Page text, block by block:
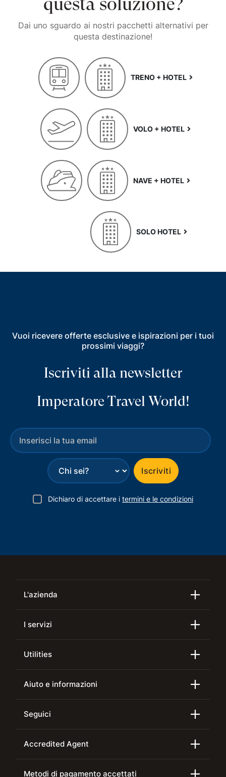
Dai uno sguardo ai nostri pacchetti alternativi per
questa destinazione!
TRENO + HOTEL
VOLO + HOTEL
NAVE + HOTEL
SOLO HOTEL
Vuoi ricevere offerte esclusive e ispirazioni per i tuoi
prossimi viaggi?
Iscriviti alla newsletter
Imperatore Travel World!
⌄ Iscriviti
Dichiaro di accettare i termini e le condizioni
L'azienda
I servizi
Utilities
Aiuto e informazioni
Seguici
Accredited Agent
Metodi di pagamento accettati